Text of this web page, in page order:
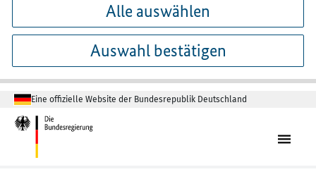
Alle auswählen
Auswahl bestätigen
Eine offizielle Website der Bundesrepublik Deutschland